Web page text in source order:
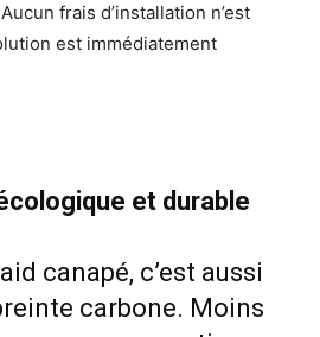
frais d’installation n’est
est immédiatement
et durable
canapé, c’est aussi
carbone. Moins